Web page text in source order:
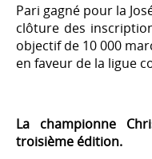
Pari gagné pour la
clôture des
objectif de 10 000
en faveur de la ligue
La championne
troisième édition.